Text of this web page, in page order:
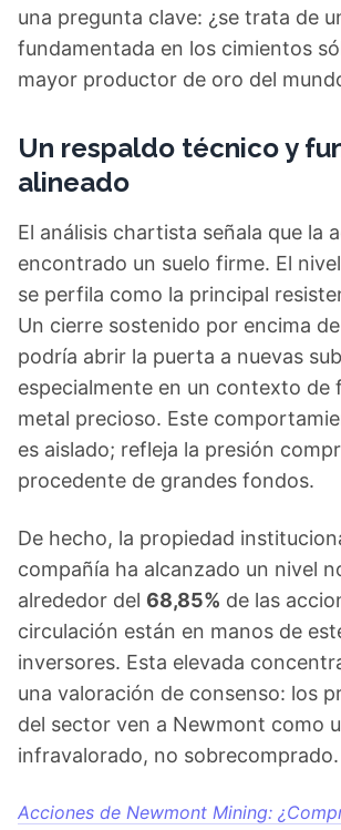
una pregunta clave: ¿se trata de
fundamentada en los cimientos
mayor productor de oro del
Un respaldo técnico y
alineado
El análisis chartista señala que la
encontrado un suelo firme. El
se perfila como la principal
Un cierre sostenido por encima
podría abrir la puerta a nuevas
especialmente en un contexto de
metal precioso. Este
es aislado; refleja la presión
procedente de grandes fondos.
De hecho, la propiedad
compañía ha alcanzado un nivel
alrededor del 68,85% de las
circulación están en manos de
inversores. Esta elevada
una valoración de consenso: los
del sector ven a Newmont como
infravalorado, no sobrecomprado.
Acciones de Newmont Mining: